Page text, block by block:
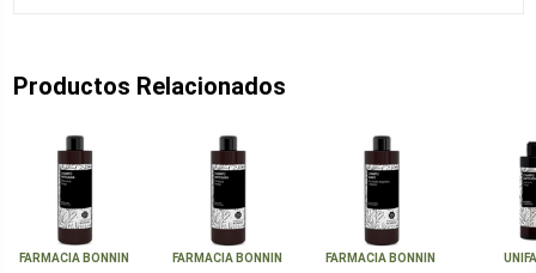
Productos Relacionados
FARMACIA BONNIN
FARMACIA BONNIN
FARMACIA BONNIN